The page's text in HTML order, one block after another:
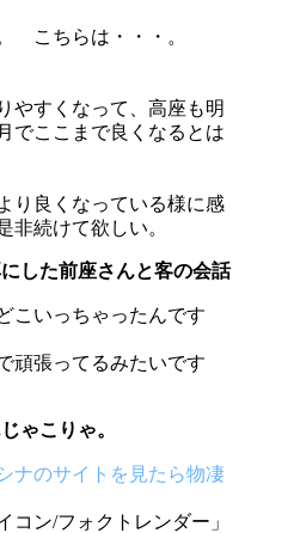
こちらは・・・。
やすくなって、高座も明
でここまで良くなるとは
り良くなっている様に感
続けて欲しい。
した前座さんと客の会話
こいっちゃったんです
頑張ってるみたいです
ゃこりゃ。
ナのサイトを見たら物凄
コン/フォクトレンダー」